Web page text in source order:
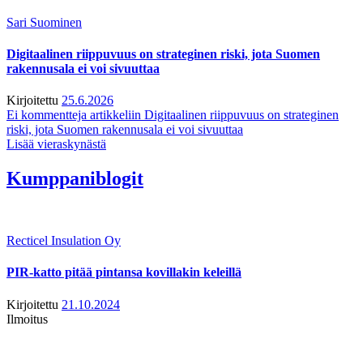
Sari Suominen
Digitaalinen riippuvuus on strateginen riski, jota Suomen
rakennusala ei voi sivuuttaa
Kirjoitettu 25.6.2026
Ei kommentteja artikkeliin Digitaalinen riippuvuus on strateginen
riski, jota Suomen rakennusala ei voi sivuuttaa
Lisää vieraskynästä
Kumppaniblogit
Recticel Insulation Oy
PIR-katto pitää pintansa kovillakin keleillä
Kirjoitettu 21.10.2024
Ilmoitus